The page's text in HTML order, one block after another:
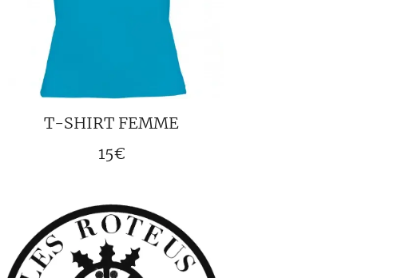
T-SHIRT FEMME
15€